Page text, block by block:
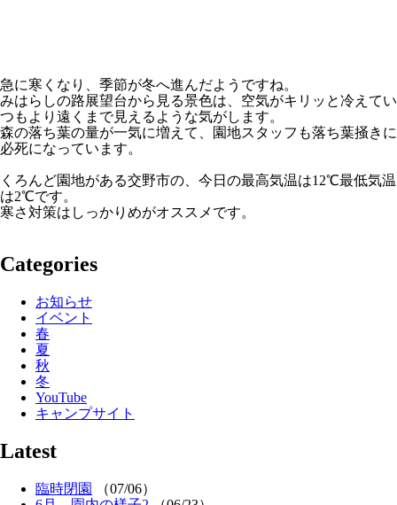
急に寒くなり、季節が冬へ進んだようですね。
みはらしの路展望台から見る景色は、空気がキリッと冷えてい
つもより遠くまで見えるような気がします。
森の落ち葉の量が一気に増えて、園地スタッフも落ち葉掻きに
必死になっています。
くろんど園地がある交野市の、今日の最高気温は12℃最低気温
は2℃です。
寒さ対策はしっかりめがオススメです。
Categories
お知らせ
イベント
春
夏
秋
冬
YouTube
キャンプサイト
Latest
臨時閉園
（07/06）